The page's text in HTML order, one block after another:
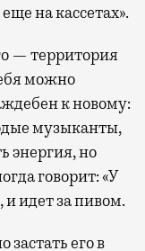
на кассетах».
— территория
можно
к новому:
музыканты,
энергия, но
говорит: «У
идет за пивом.
его в